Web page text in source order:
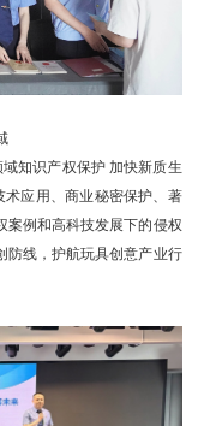
知识产权保护 加快新质生
应用、商业秘密保护、著
案例和高科技发展下的侵权
防线，护航玩具创意产业行